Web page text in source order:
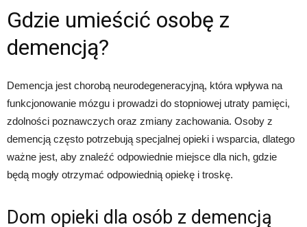
Gdzie umieścić osobę z
demencją?
Demencja jest chorobą neurodegeneracyjną, która wpływa na
funkcjonowanie mózgu i prowadzi do stopniowej utraty pamięci,
zdolności poznawczych oraz zmiany zachowania. Osoby z
demencją często potrzebują specjalnej opieki i wsparcia, dlatego
ważne jest, aby znaleźć odpowiednie miejsce dla nich, gdzie
będą mogły otrzymać odpowiednią opiekę i troskę.
Dom opieki dla osób z demencją